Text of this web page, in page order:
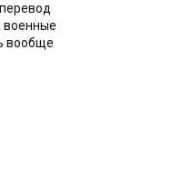
военные
вообще